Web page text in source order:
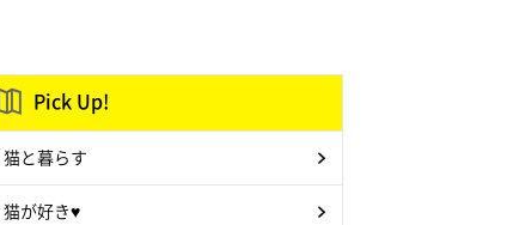
Pick Up!
猫と暮らす
猫が好き♥